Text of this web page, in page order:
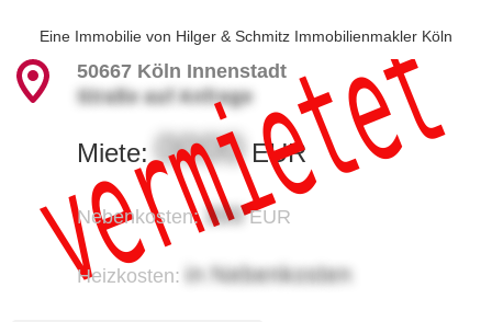
Eine Immobilie von Hilger & Schmitz Immobilienmakler Köln
vermietet
50667 Köln Innenstadt
Straße auf Anfrage
Miete:0000EUR
Nebenkosten:300EUR
Heizkosten: in Nebenkosten